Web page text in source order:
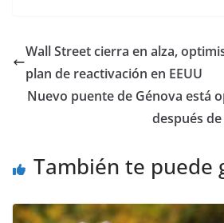
EN (PESOS) Renta
3.977.582.028,00
Acciones:
Títulos públicos:
54.294.436.618,00
68.660.514.419,00
Wall Street cierra en alza,
plan de reactivación en EEUU
Nuevo puente de Génova está
después
También te puede